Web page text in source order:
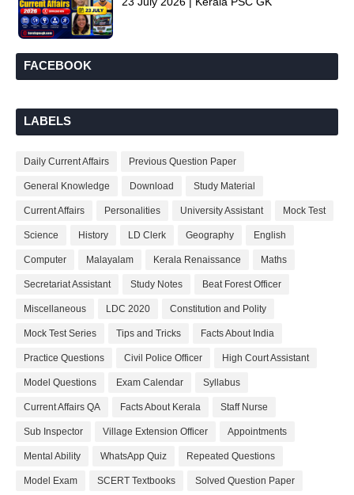
FACEBOOK
LABELS
Daily Current Affairs Previous Question Paper
General Knowledge Download Study Material
Current Affairs Personalities University Assistant Mock Test
Science History LD Clerk Geography English
Computer Malayalam Kerala Renaissance Maths
Secretariat Assistant Study Notes Beat Forest Officer
Miscellaneous LDC 2020 Constitution and Polity
Mock Test Series Tips and Tricks Facts About India
Practice Questions Civil Police Officer High Court Assistant
Model Questions Exam Calendar Syllabus
Current Affairs QA Facts About Kerala Staff Nurse
Sub Inspector Village Extension Officer Appointments
Mental Ability WhatsApp Quiz Repeated Questions
Model Exam SCERT Textbooks Solved Question Paper